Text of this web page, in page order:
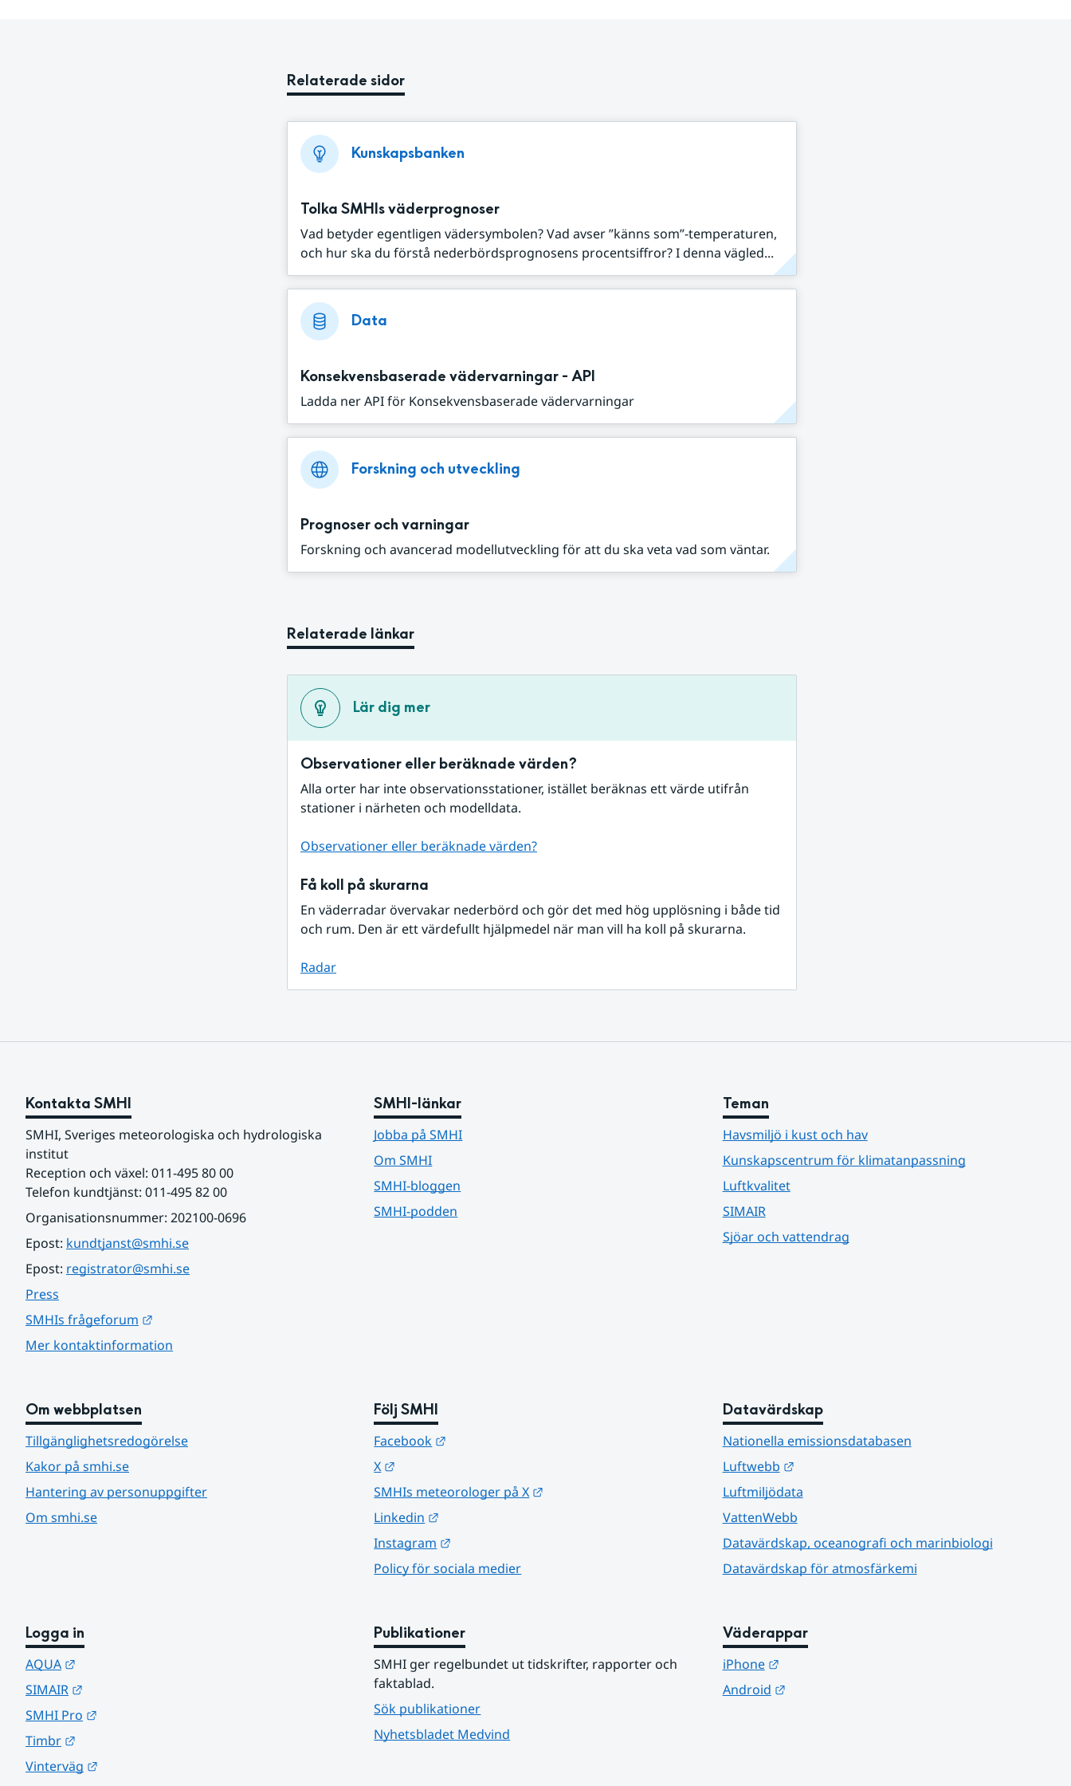
Relaterade sidor
Kunskapsbanken
Tolka SMHIs väderprognoser
Vad betyder egentligen vädersymbolen? Vad avser ”känns som”-temperaturen,
och hur ska du förstå nederbördsprognosens procentsiffror? I denna vägled...
Data
Konsekvensbaserade vädervarningar - API
Ladda ner API för Konsekvensbaserade vädervarningar
Forskning och utveckling
Prognoser och varningar
Forskning och avancerad modellutveckling för att du ska veta vad som väntar.
Relaterade länkar
Lär dig mer
Observationer eller beräknade värden?
Alla orter har inte observationsstationer, istället beräknas ett värde utifrån
stationer i närheten och modelldata.
Observationer eller beräknade värden?
Få koll på skurarna
En väderradar övervakar nederbörd och gör det med hög upplösning i både tid
och rum. Den är ett värdefullt hjälpmedel när man vill ha koll på skurarna.
Radar
Kontakta SMHI
SMHI, Sveriges meteorologiska och hydrologiska
institut
Reception och växel: 011-495 80 00
Telefon kundtjänst: 011-495 82 00
Organisationsnummer: 202100-0696
Epost: kundtjanst@smhi.se
Epost: registrator@smhi.se
Press
SMHIs frågeforum
Mer kontaktinformation
SMHI-länkar
Jobba på SMHI
Om SMHI
SMHI-bloggen
SMHI-podden
Teman
Havsmiljö i kust och hav
Kunskapscentrum för klimatanpassning
Luftkvalitet
SIMAIR
Sjöar och vattendrag
Om webbplatsen
Tillgänglighetsredogörelse
Kakor på smhi.se
Hantering av personuppgifter
Om smhi.se
Följ SMHI
Facebook
X
SMHIs meteorologer på X
Linkedin
Instagram
Policy för sociala medier
Datavärdskap
Nationella emissionsdatabasen
Luftwebb
Länk till annan webbplats.
Luftmiljödata
VattenWebb
Datavärdskap, oceanografi och marinbiologi
Datavärdskap för atmosfärkemi
Logga in
AQUA
SIMAIR
SMHI Pro
Timbr
Vinterväg
Publikationer
SMHI ger regelbundet ut tidskrifter, rapporter och
faktablad.
Sök publikationer
Nyhetsbladet Medvind
Väderappar
iPhone
Länk till annan webbplats.
Android
Länk till annan webbplats.